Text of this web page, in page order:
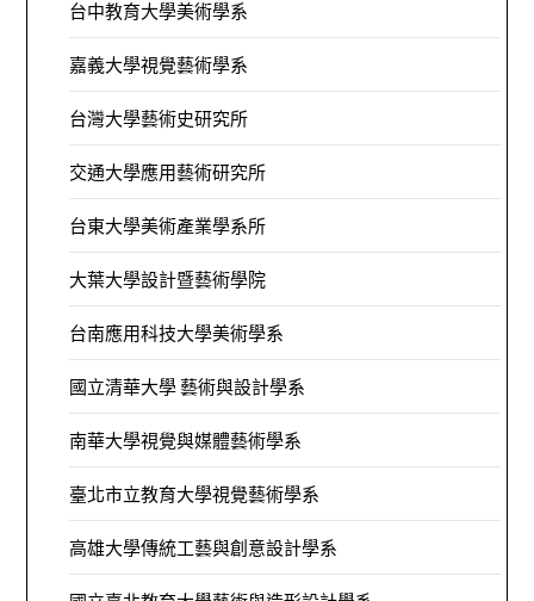
台中教育大學美術學系
嘉義大學視覺藝術學系
台灣大學藝術史研究所
交通大學應用藝術研究所
台東大學美術產業學系所
大葉大學設計暨藝術學院
台南應用科技大學美術學系
國立清華大學 藝術與設計學系
南華大學視覺與媒體藝術學系
臺北市立教育大學視覺藝術學系
高雄大學傳統工藝與創意設計學系